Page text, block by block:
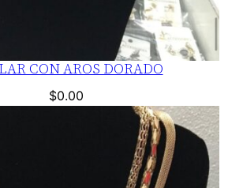
CON AROS DORADO
$0.00